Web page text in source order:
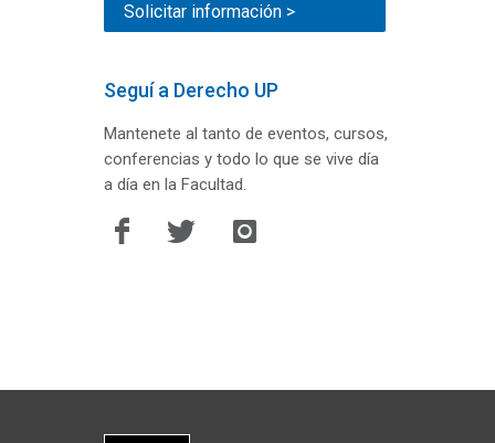
Solicitar información >
Seguí a Derecho UP
Mantenete al tanto de eventos, cursos,
conferencias y todo lo que se vive día
a día en la Facultad.